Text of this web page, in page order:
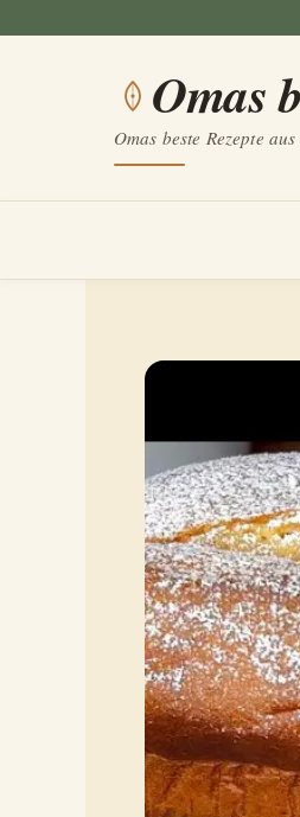
Omas
Omas beste Rezepte